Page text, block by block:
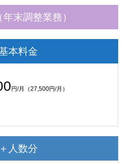
末調整業務）
本料金
円/月（27,500円/月）
＋人数分